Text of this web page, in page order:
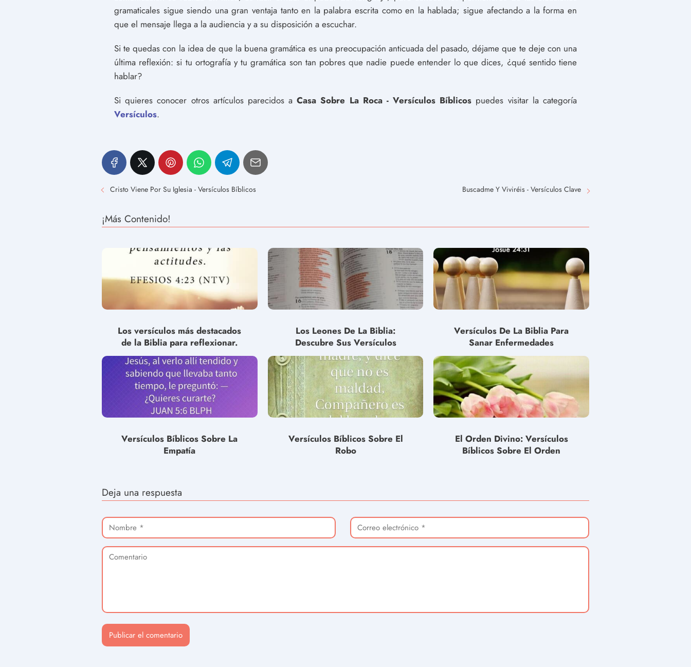
gramaticales sigue siendo una gran ventaja tanto en la palabra escrita como en la hablada; sigue afectando a la forma en
que el mensaje llega a la audiencia y a su disposición a escuchar.
Si te quedas con la idea de que la buena gramática es una preocupación anticuada del pasado, déjame que te deje con una
última reflexión: si tu ortografía y tu gramática son tan pobres que nadie puede entender lo que dices, ¿qué sentido tiene
hablar?
Si quieres conocer otros artículos parecidos aCasa Sobre La Roca - Versículos Bíblicos puedes visitar la categoría
Versículos.
Cristo Viene Por Su Iglesia - Versículos Bíblicos Buscadme Y Viviréis - Versículos Clave
¡Más Contenido!
Los versículos más destacados
de la Biblia para reflexionar.
Los Leones De La Biblia:
Descubre Sus Versículos
Versículos De La Biblia Para
Sanar Enfermedades
Versículos Bíblicos Sobre La
Empatía
Versículos Bíblicos Sobre El
Robo
El Orden Divino: Versículos
Bíblicos Sobre El Orden
Deja una respuesta